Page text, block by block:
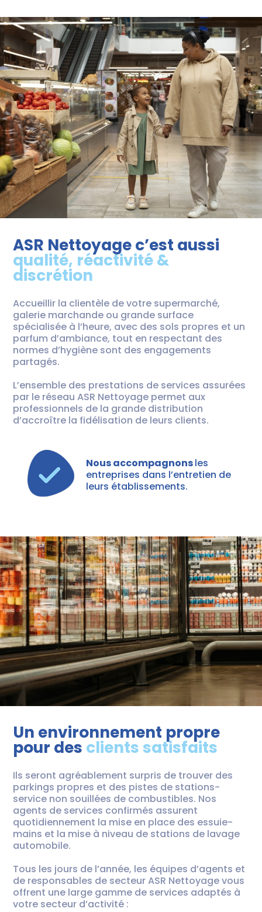
ASR Nettoyage c’est aussi
qualité, réactivité &
discrétion
Accueillir la clientèle de votre supermarché,
galerie marchande ou grande surface
spécialisée à l’heure, avec des sols propres et un
parfum d’ambiance, tout en respectant des
normes d’hygiène sont des engagements
partagés.
L’ensemble des prestations de services assurées
par le réseau ASR Nettoyage permet aux
professionnels de la grande distribution
d’accroître la fidélisation de leurs clients.
Nous accompagnonsles
entreprises dans l’entretien de
leurs établissements.
Un environnement propre
pour des clients satisfaits
Ils seront agréablement surpris de trouver des
parkings propres et des pistes de stations-
service non souillées de combustibles. Nos
agents de services confirmés assurent
quotidiennement la mise en place des essuie-
mains et la mise à niveau de stations de lavage
automobile.
Tous les jours de l’année, les équipes d’agents et
de responsables de secteur ASR Nettoyage vous
offrent une large gamme de services adaptés à
votre secteur d’activité :